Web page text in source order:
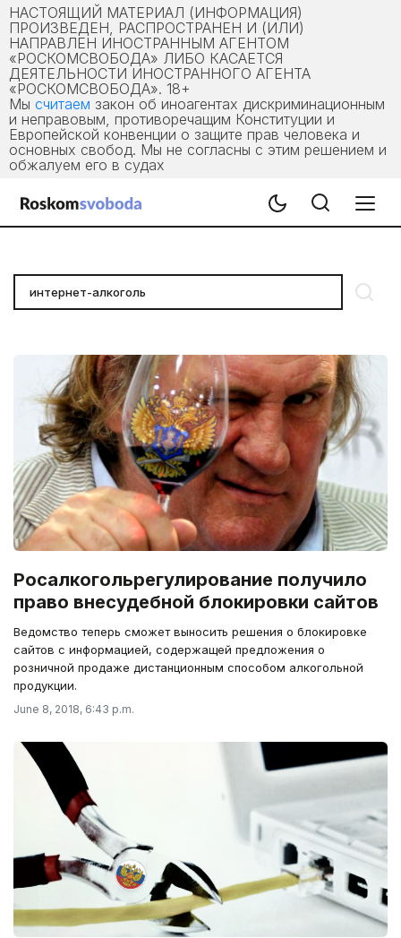
НАСТОЯЩИЙ МАТЕРИАЛ (ИНФОРМАЦИЯ)
ПРОИЗВЕДЕН, РАСПРОСТРАНЕН И (ИЛИ)
НАПРАВЛЕН ИНОСТРАННЫМ АГЕНТОМ
«РОСКОМСВОБОДА» ЛИБО КАСАЕТСЯ
ДЕЯТЕЛЬНОСТИ ИНОСТРАННОГО АГЕНТА
«РОСКОМСВОБОДА». 18+
Мы считаем закон об иноагентах дискриминационным
и неправовым, противоречащим Конституции и
Европейской конвенции о защите прав человека и
основных свобод. Мы не согласны с этим решением и
обжалуем его в судах
Росалкогольрегулирование получило
право внесудебной блокировки сайтов
Ведомство теперь сможет выносить решения о блокировке
сайтов с информацией, содержащей предложения о
розничной продаже дистанционным способом алкогольной
продукции.
June 8, 2018, 6:43 p.m.